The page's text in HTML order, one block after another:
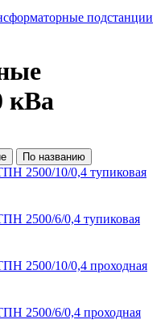
подстанции
кВа
2500/10/0,4 тупиковая
2500/6/0,4 тупиковая
2500/10/0,4 проходная
2500/6/0,4 проходная